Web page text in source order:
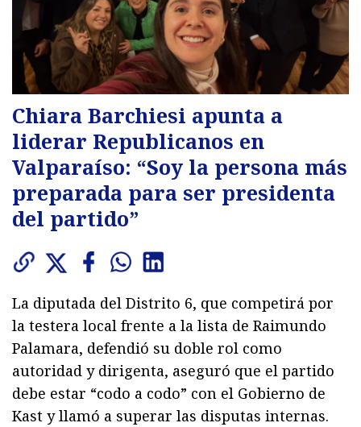
Chiara Barchiesi apunta a
liderar Republicanos en
Valparaíso: “Soy la persona más
preparada para ser presidenta
del partido”
La diputada del Distrito 6, que competirá por
la testera local frente a la lista de Raimundo
Palamara, defendió su doble rol como
autoridad y dirigenta, aseguró que el partido
debe estar “codo a codo” con el Gobierno de
Kast y llamó a superar las disputas internas.